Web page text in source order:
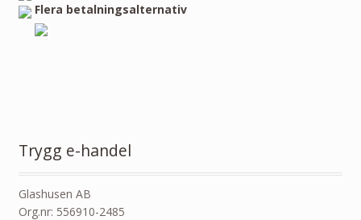
Flera betalningsalternativ
Trygg e-handel
Glashusen AB
Org.nr: 556910-2485